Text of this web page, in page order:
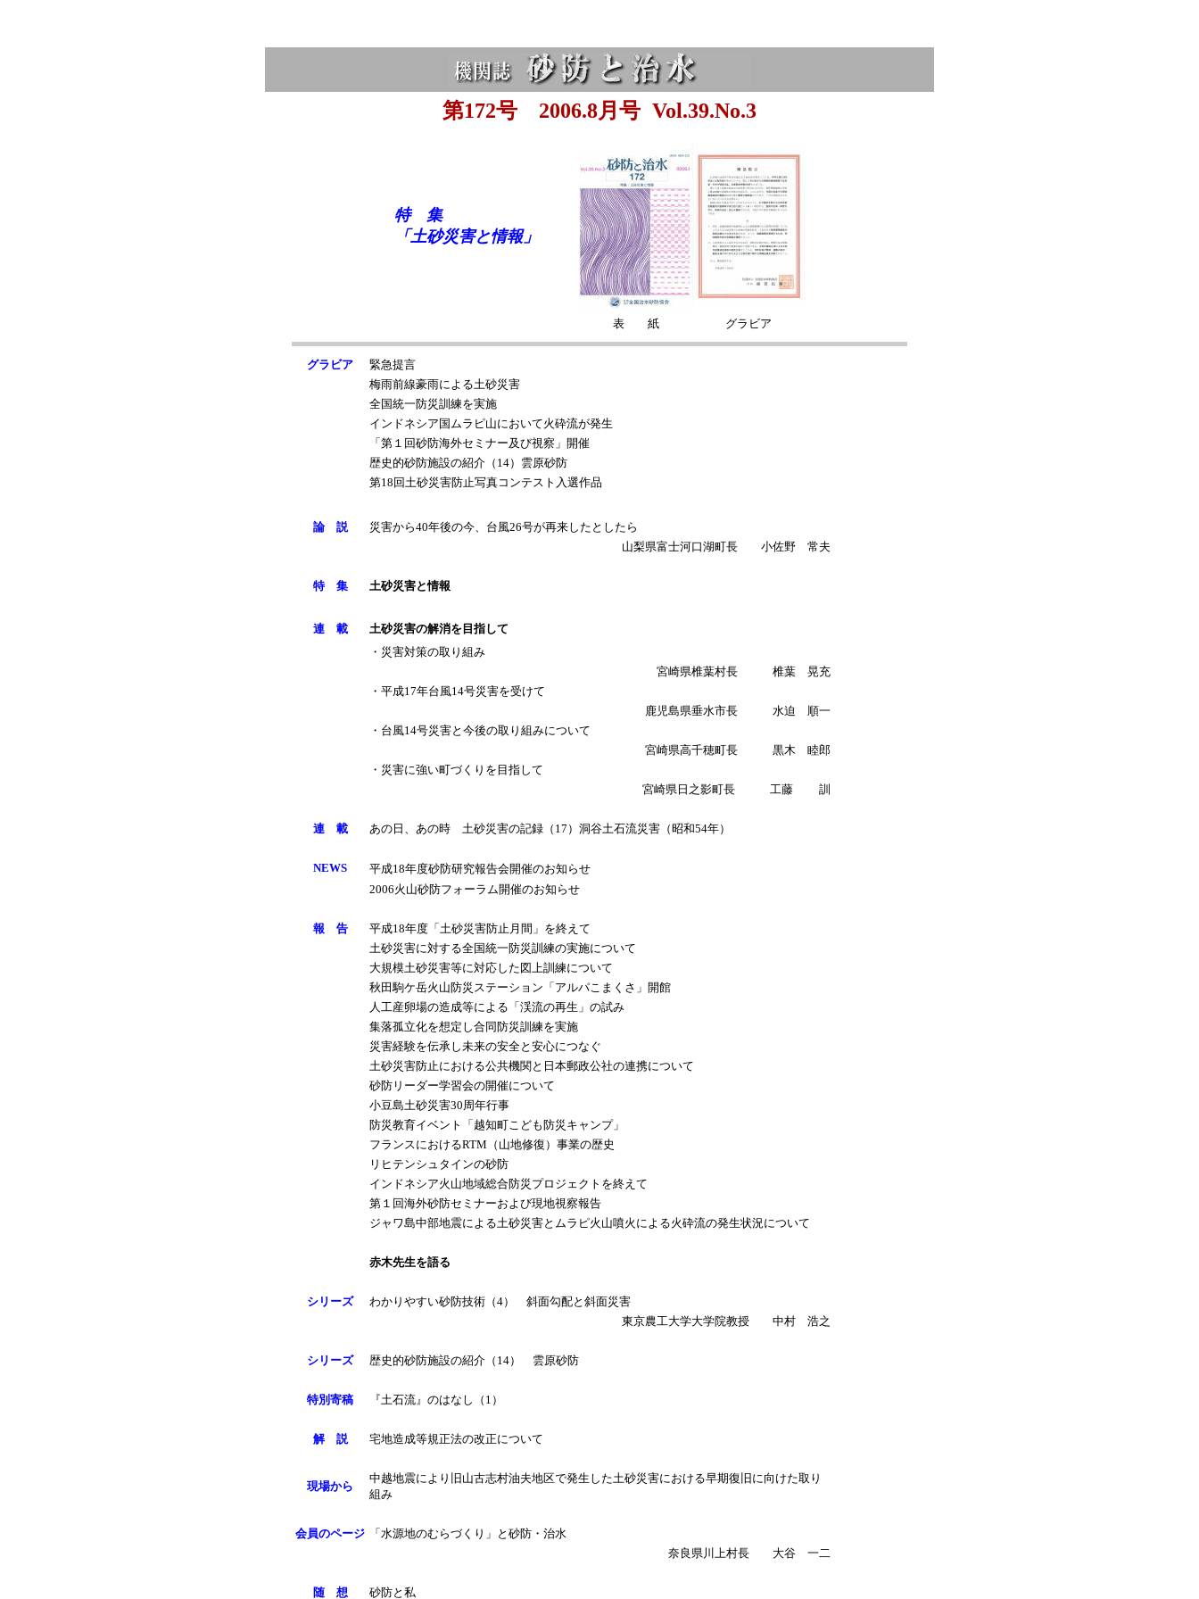
第172号 2006.8月号 Vol.39.No.3
特 集
「土砂災害と情報」
表 紙 グラビア
グラビア
緊急提言
梅雨前線豪雨による土砂災害
全国統一防災訓練を実施
インドネシア国ムラピ山において火砕流が発生
「第１回砂防海外セミナー及び視察」開催
歴史的砂防施設の紹介（14）雲原砂防
第18回土砂災害防止写真コンテスト入選作品
論 説
災害から40年後の今、台風26号が再来したとしたら
山梨県富士河口湖町長 小佐野 常夫
特 集 土砂災害と情報
連 載
土砂災害の解消を目指して
・災害対策の取り組み
宮崎県椎葉村長 椎葉 晃充
・平成17年台風14号災害を受けて
鹿児島県垂水市長 水迫 順一
・台風14号災害と今後の取り組みについて
宮崎県高千穂町長 黒木 睦郎
・災害に強い町づくりを目指して
宮崎県日之影町長 工藤 訓
連 載 あの日、あの時 土砂災害の記録（17）洞谷土石流災害（昭和54年）
NEWS
平成18年度砂防研究報告会開催のお知らせ
2006火山砂防フォーラム開催のお知らせ
報 告
平成18年度「土砂災害防止月間」を終えて
土砂災害に対する全国統一防災訓練の実施について
大規模土砂災害等に対応した図上訓練について
秋田駒ケ岳火山防災ステーション「アルパこまくさ」開館
人工産卵場の造成等による「渓流の再生」の試み
集落孤立化を想定し合同防災訓練を実施
災害経験を伝承し未来の安全と安心につなぐ
土砂災害防止における公共機関と日本郵政公社の連携について
砂防リーダー学習会の開催について
小豆島土砂災害30周年行事
防災教育イベント「越知町こども防災キャンプ」
フランスにおけるRTM（山地修復）事業の歴史
リヒテンシュタインの砂防
インドネシア火山地域総合防災プロジェクトを終えて
第１回海外砂防セミナーおよび現地視察報告
ジャワ島中部地震による土砂災害とムラピ火山噴火による火砕流の発生状況について
赤木先生を語る
シリーズ
わかりやすい砂防技術（4） 斜面勾配と斜面災害
東京農工大学大学院教授 中村 浩之
シリーズ 歴史的砂防施設の紹介（14） 雲原砂防
特別寄稿 『土石流』のはなし（1）
解 説 宅地造成等規正法の改正について
現場から
中越地震により旧山古志村油夫地区で発生した土砂災害における早期復旧に向けた取り
組み
会員のページ
「水源地のむらづくり」と砂防・治水
奈良県川上村長 大谷 一二
随 想 砂防と私